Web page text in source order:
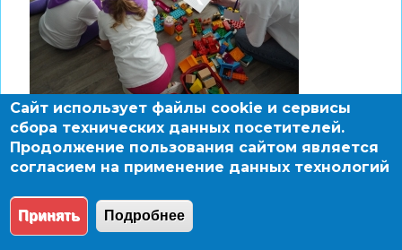
Сайт использует файлы cookie и сервисы
сбора технических данных посетителей.
Продолжение пользования сайтом является
согласием на применение данных технологий
Принять Подробнее